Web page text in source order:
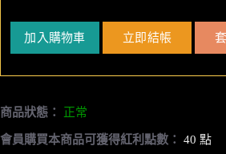
加入購物車 立即結帳
商品狀態： 正常
會員購買本商品可獲得紅利點數： 40 點